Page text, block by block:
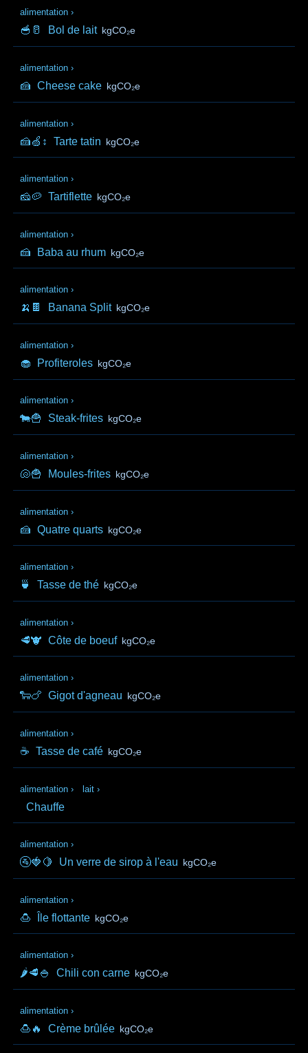
alimentation ›
🥣🥛 Bol de lait kgCO₂e
alimentation ›
🍰 Cheese cake kgCO₂e
alimentation ›
🍰🍏↕️ Tarte tatin kgCO₂e
alimentation ›
🧀🥔 Tartiflette kgCO₂e
alimentation ›
🍰 Baba au rhum kgCO₂e
alimentation ›
🍌🍫 Banana Split kgCO₂e
alimentation ›
🧁 Profiteroles kgCO₂e
alimentation ›
🐄🍟 Steak-frites kgCO₂e
alimentation ›
🐚🍟 Moules-frites kgCO₂e
alimentation ›
🍰 Quatre quarts kgCO₂e
alimentation ›
🍵 Tasse de thé kgCO₂e
alimentation ›
🥩🐮 Côte de boeuf kgCO₂e
alimentation ›
🐑🍗 Gigot d'agneau kgCO₂e
alimentation ›
☕ Tasse de café kgCO₂e
alimentation › lait ›
Chauffe
alimentation ›
🚰🍓🍋 Un verre de sirop à l'eau kgCO₂e
alimentation ›
🍮 Île flottante kgCO₂e
alimentation ›
🌶️🥩🍚 Chili con carne kgCO₂e
alimentation ›
🍮🔥 Crème brûlée kgCO₂e